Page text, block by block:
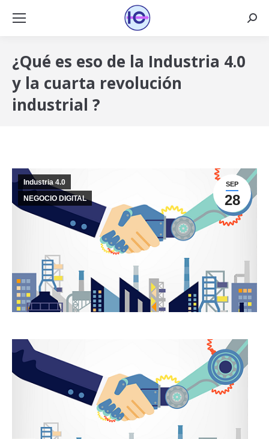
¿Qué es eso de la Industria 4.0
y la cuarta revolución
industrial ?
SEP
28
Industria 4.0
NEGOCIO DIGITAL